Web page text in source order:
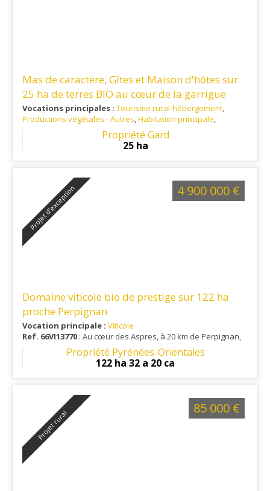
Mas de caractère, Gîtes et Maison d'hôtes sur
25 ha de terres BIO au cœur de la garrigue
Vocations principales : Tourisme rural-hébergement,
Productions végétales - Autres,Habitation principale,
: Entre Uzès et Nîmes, tout proche des
Propriété Gard
25 ha
Projet d’exception
Domaine viticole bio de prestige sur 122 ha
proche Perpignan
Vocation principale : Viticole
Ref. 66VI13770 : Au cœur des Aspres, à 20 km de Perpignan,
15 km de sortie autoroutière et 25 km d'un aéroport.
Propriété Pyrénées-Orientales
122 ha 32 a 20 ca
4 900 000 €
Projet rural
85 000 €